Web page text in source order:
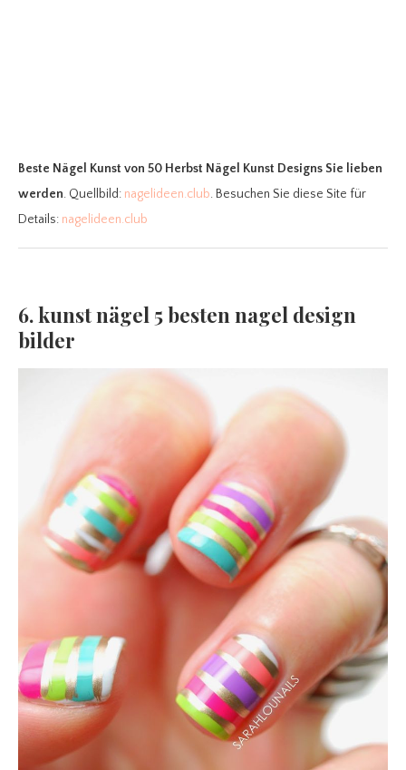
Beste Nägel Kunst von 50 Herbst Nägel Kunst Designs Sie lieben
werden. Quellbild: nagelideen.club. Besuchen Sie diese Site für
Details: nagelideen.club
6. kunst nägel 5 besten nagel design
bilder